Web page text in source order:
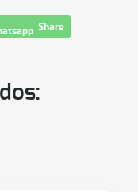
Share